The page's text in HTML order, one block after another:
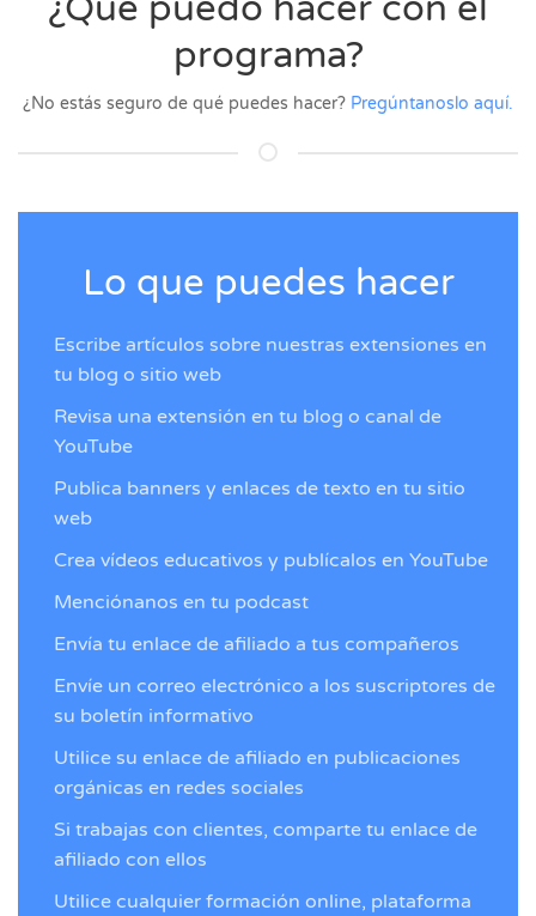
¿Qué puedo hacer con el
programa?
¿No estás seguro de qué puedes hacer? Pregúntanoslo aquí.
Lo que puedes hacer
Escribe artículos sobre nuestras extensiones en
tu blog o sitio web
Revisa una extensión en tu blog o canal de
YouTube
Publica banners y enlaces de texto en tu sitio
web
Crea vídeos educativos y publícalos en YouTube
Menciónanos en tu podcast
Envía tu enlace de afiliado a tus compañeros
Envíe un correo electrónico a los suscriptores de
su boletín informativo
Utilice su enlace de afiliado en publicaciones
orgánicas en redes sociales
Si trabajas con clientes, comparte tu enlace de
afiliado con ellos
Utilice cualquier formación online, plataforma